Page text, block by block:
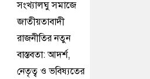
সংখ্যালঘু সমাজে
জাতীয়তাবাদী
রাজনীতির নতুন
বাস্তবতা: আদর্শ,
নেতৃত্ব ও ভবিষ্যতের